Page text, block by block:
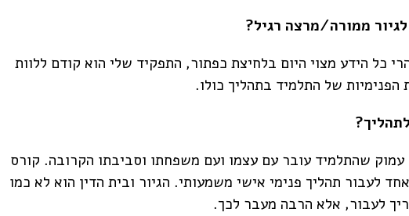
ממורה/מרצה רגיל?
כל הידע מצוי היום בלחיצת כפתור, התפקיד שלי הוא קודם ללוות
הפנימיות של התלמיד בתהליך כולו.
עמוק שהתלמיד עובר עם עצמו ועם משפחתו וסביבתו הקרובה. קורס
לעבור תהליך פנימי אישי משמעותי. הגיור ובית הדין הוא לא כמו
לעבור, אלא הרבה מעבר לכך.